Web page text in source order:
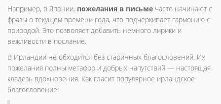
Например, в Японии, пожелания в письме часто начинают с
фразы о текущем времени года, что подчеркивает гармонию с
природой. Это позволяет добавить немного лирики и
вежливости в послание.
В Ирландии не обходится без старинных благословений. Их
пожелания полны метафор и добрых напутствий — настоящая
кладезь вдохновения. Как гласит популярное ирландское
благословение: